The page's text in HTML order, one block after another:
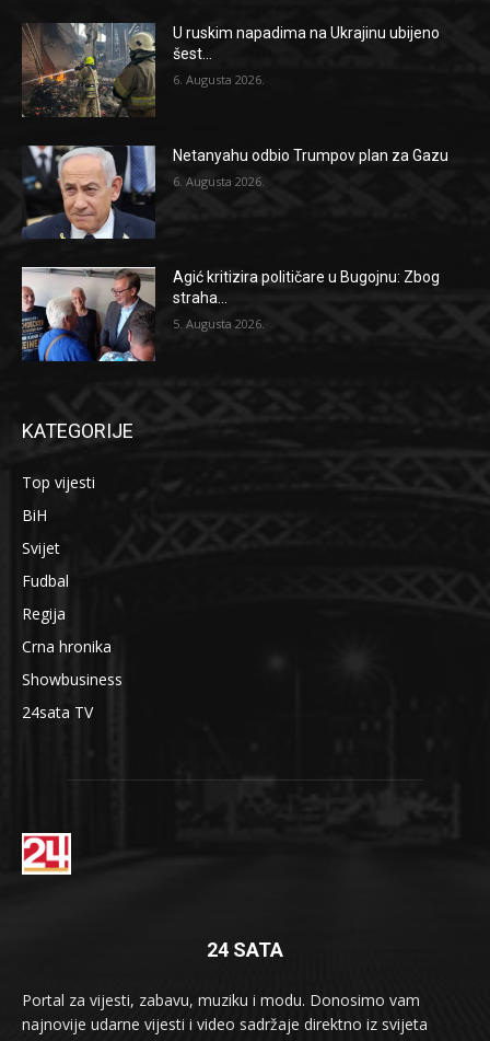
U ruskim napadima na Ukrajinu ubijeno
šest...
6. Augusta 2026.
Netanyahu odbio Trumpov plan za Gazu
6. Augusta 2026.
Agić kritizira političare u Bugojnu: Zbog
straha...
5. Augusta 2026.
KATEGORIJE
Top vijesti
BiH
Svijet
Fudbal
Regija
Crna hronika
Showbusiness
24sata TV
24 SATA
Portal za vijesti, zabavu, muziku i modu. Donosimo vam
najnovije udarne vijesti i video sadržaje direktno iz svijeta